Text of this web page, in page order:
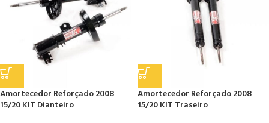
Amortecedor Reforçado 2008
15/20 KIT Dianteiro
Amortecedor Reforçado 2008
15/20 KIT Traseiro